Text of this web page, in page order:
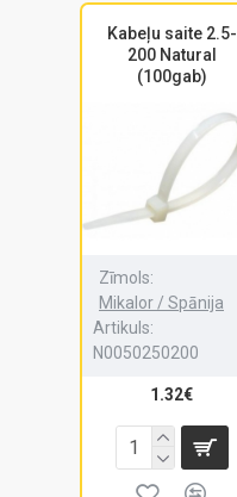
Kabeļu saite 2.5-
200 Natural
(100gab)
Zīmols:
Mikalor / Spānija
Artikuls:
N0050250200
1.32€